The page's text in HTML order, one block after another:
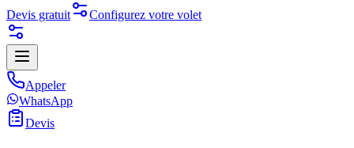
Devis gratuit
Configurez votre volet
Appeler
WhatsApp
Devis